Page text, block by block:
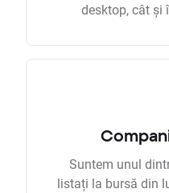
desktop, cât și
Suntem unul
listați la bursă din